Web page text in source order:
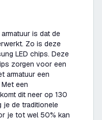
is dat de
Zo is deze
LED chips. Deze
zorgen voor een
armatuur een
een
dit neer op 130
je de traditionele
je tot wel 50% kan